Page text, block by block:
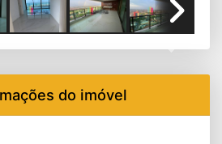
do imóvel